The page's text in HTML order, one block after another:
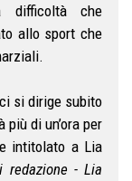
difficoltà che
allo sport che
si dirige subito
di un’ora per
intitolato a Lia
redazione - Lia